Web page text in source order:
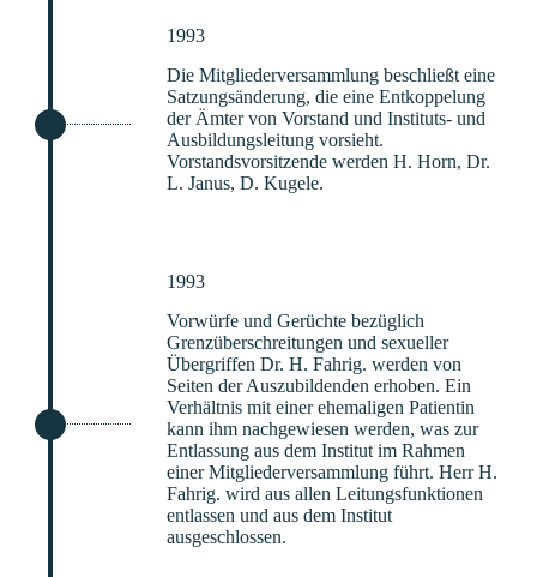
1993
Die Mitgliederversammlung beschließt eine
Satzungsänderung, die eine Entkoppelung
der Ämter von Vorstand und Instituts- und
Ausbildungsleitung vorsieht.
Vorstandsvorsitzende werden H. Horn, Dr.
L. Janus, D. Kugele.
1993
Vorwürfe und Gerüchte bezüglich
Grenzüberschreitungen und sexueller
Übergriffen Dr. H. Fahrig. werden von
Seiten der Auszubildenden erhoben. Ein
Verhältnis mit einer ehemaligen Patientin
kann ihm nachgewiesen werden, was zur
Entlassung aus dem Institut im Rahmen
einer Mitgliederversammlung führt. Herr H.
Fahrig. wird aus allen Leitungsfunktionen
entlassen und aus dem Institut
ausgeschlossen.